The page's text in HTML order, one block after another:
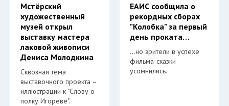
Мстёрский
художественный
музей открыл
выставку мастера
лаковой живописи
Дениса Молодкина
Сквозная тема
выставочного проекта –
иллюстрации к "Слову о
полку Игореве".
ЕАИС сообщила о
рекордных сборах
"Колобка" за первый
день проката…
…но зрители в успехе
фильма-сказки
усомнились.